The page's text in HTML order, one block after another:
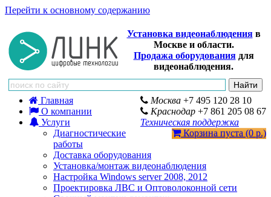
Перейти к основному содержанию
Установка видеонаблюденияв
Москве и области.
Продажа оборудованиядля
видеонаблюдения.
Москва +7 495 120 28 10
Краснодар +7 861 205 08 67
Техническая поддержка
Корзина пуста (0 р.)
Главная
О компании
Услуги
Диагностические
работы
Доставка оборудования
Установка/монтаж видеонаблюдения
Настройка Windows server 2008, 2012
Проектировка ЛВС и Оптоволоконной сети